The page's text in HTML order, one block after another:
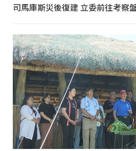
司馬庫斯災後復建 立委前往考察